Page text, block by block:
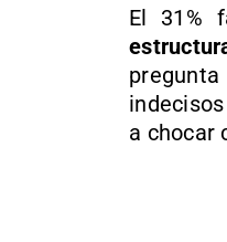
El 31%
a chocar